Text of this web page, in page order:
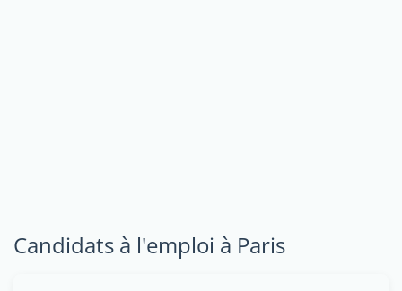
Candidats à l'emploi à Paris